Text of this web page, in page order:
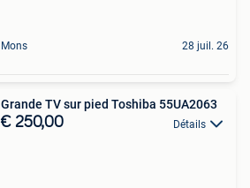
Mons 28 juil. 26
Grande TV sur pied Toshiba 55UA2063
€ 250,00 Détails